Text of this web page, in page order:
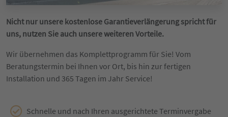
Nicht nur unsere kostenlose Garantieverlängerung spricht für
uns, nutzen Sie auch unsere weiteren Vorteile.
Wir übernehmen das Komplettprogramm für Sie! Vom
Beratungstermin bei Ihnen vor Ort, bis hin zur fertigen
Installation und 365 Tagen im Jahr Service!
Schnelle und nach Ihren ausgerichtete Terminvergabe